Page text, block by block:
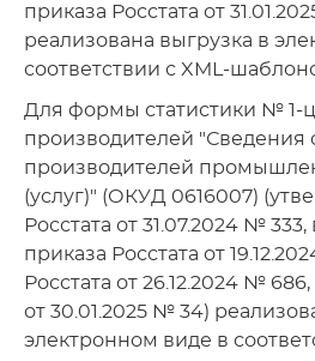
приказа Росстата от
реализована выгрузка в
соответствии с XML-
Для формы статистики № 1-
производителей "Сведения
производителей
(услуг)" (ОКУД 0616007)
Росстата от 31.07.2024 №
приказа Росстата от
Росстата от 26.12.2024 №
от 30.01.2025 № 34)
электронном виде в